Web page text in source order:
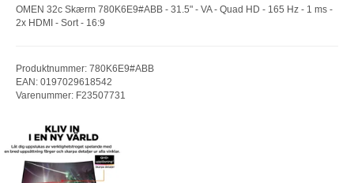
OMEN 32c Skærm 780K6E9#ABB - 31.5" - VA - Quad HD - 165 Hz - 1 ms -
2x HDMI - Sort - 16:9
Produktnummer: 780K6E9#ABB
EAN: 0197029618542
Varenummer: F23507731